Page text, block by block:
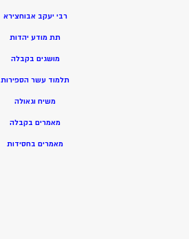
רבי יעקב אבוחצירא
תת מודע יהדות
מושגים בקבלה
תלמוד עשר הספירות
משיח וגאולה
מאמרים בקבלה
מאמרים בחסידות